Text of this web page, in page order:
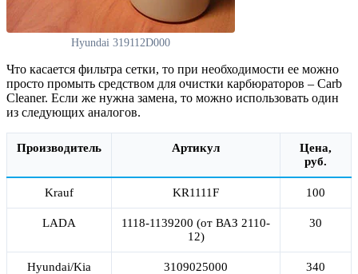
Hyundai 319112D000
Что касается фильтра сетки, то при необходимости ее можно
просто промыть средством для очистки карбюраторов – Carb
Cleaner. Если же нужна замена, то можно использовать один
из следующих аналогов.
Производитель Артикул
Цена,
руб.
Krauf KR1111F 100
LADA
1118-1139200 (от ВАЗ 2110-
12)
30
Hyundai/Kia 3109025000 340